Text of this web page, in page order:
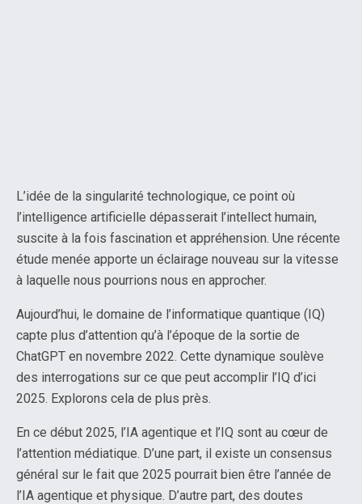
L’idée de la singularité technologique, ce point où
l’intelligence artificielle dépasserait l’intellect humain,
suscite à la fois fascination et appréhension. Une récente
étude menée apporte un éclairage nouveau sur la vitesse
à laquelle nous pourrions nous en approcher.
Aujourd’hui, le domaine de l’informatique quantique (IQ)
capte plus d’attention qu’à l’époque de la sortie de
ChatGPT en novembre 2022. Cette dynamique soulève
des interrogations sur ce que peut accomplir l’IQ d’ici
2025. Explorons cela de plus près.
En ce début 2025, l’IA agentique et l’IQ sont au cœur de
l’attention médiatique. D’une part, il existe un consensus
général sur le fait que 2025 pourrait bien être l’année de
l’IA agentique et physique. D’autre part, des doutes